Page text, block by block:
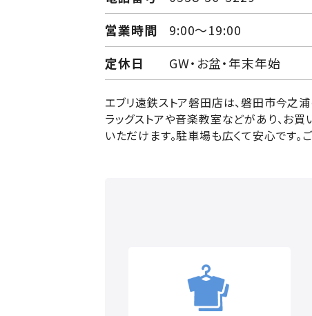
営業時間
9:00～19:00
定休日
GW・お盆・年末年始
エブリ遠鉄ストア磐田店は、磐田市今之浦
ラッグストアや音楽教室などがあり、お
いただけます。駐車場も広くて安心です。